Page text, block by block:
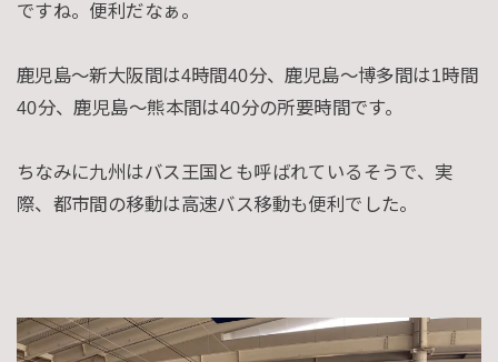
ですね。便利だなぁ。
鹿児島～新大阪間は4時間40分、鹿児島～博多間は1時間
40分、鹿児島～熊本間は40分の所要時間です。
ちなみに九州はバス王国とも呼ばれているそうで、実
際、都市間の移動は高速バス移動も便利でした。